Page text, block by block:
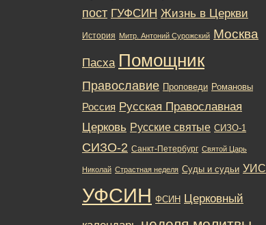
пост ГУФСИН Жизнь в Церкви
История Митр. Антоний Сурожский Москва
Пасха Помощник
Православие Проповеди Романовы
Россия Русская Православная
Церковь Русские святые СИЗО-1
СИЗО-2 Санкт-Петербург Святой Царь
Николай Страстная неделя Суды и судьи УИС
УФСИН ФСИН Церковный